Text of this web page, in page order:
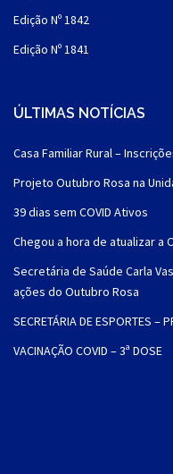
Edição Nº 1842
Edição Nº 1841
ÚLTIMAS NOTÍCIAS
Casa Familiar Rural –
Projeto Outubro Rosa na
39 dias sem COVID Ativos
Chegou a hora de atualizar a
Secretária de Saúde Carla
ações do Outubro Rosa
SECRETÁRIA DE ESPORTES –
VACINAÇÃO COVID – 3ª DOSE